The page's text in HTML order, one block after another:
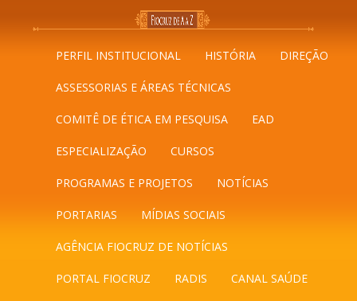
PERFIL INSTITUCIONAL HISTÓRIA DIREÇÃO
ASSESSORIAS E ÁREAS TÉCNICAS
COMITÊ DE ÉTICA EM PESQUISA EAD
ESPECIALIZAÇÃO CURSOS
PROGRAMAS E PROJETOS NOTÍCIAS
PORTARIAS MÍDIAS SOCIAIS
AGÊNCIA FIOCRUZ DE NOTÍCIAS
PORTAL FIOCRUZ RADIS CANAL SAÚDE